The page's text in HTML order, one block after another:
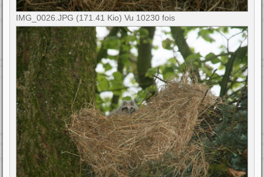
IMG_0026.JPG (171.41 Kio) Vu 10230 fois